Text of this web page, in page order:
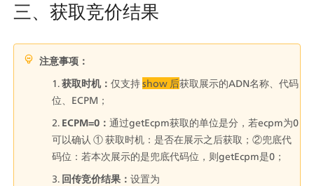
三、获取竞价结果
注意事项：
获取时机： 仅支持 show 后获取展示的ADN名称、代码
位、ECPM；
ECPM=0： 通过getEcpm获取的单位是分，若ecpm为0
可以确认 ① 获取时机：是否在展示之后获取；②兜底代
码位：若本次展示的是兜底代码位，则getEcpm是0；
回传竞价结果： 设置为